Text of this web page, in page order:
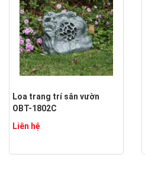
Loa trang trí sân vườn
OBT-1802C
Liên hệ